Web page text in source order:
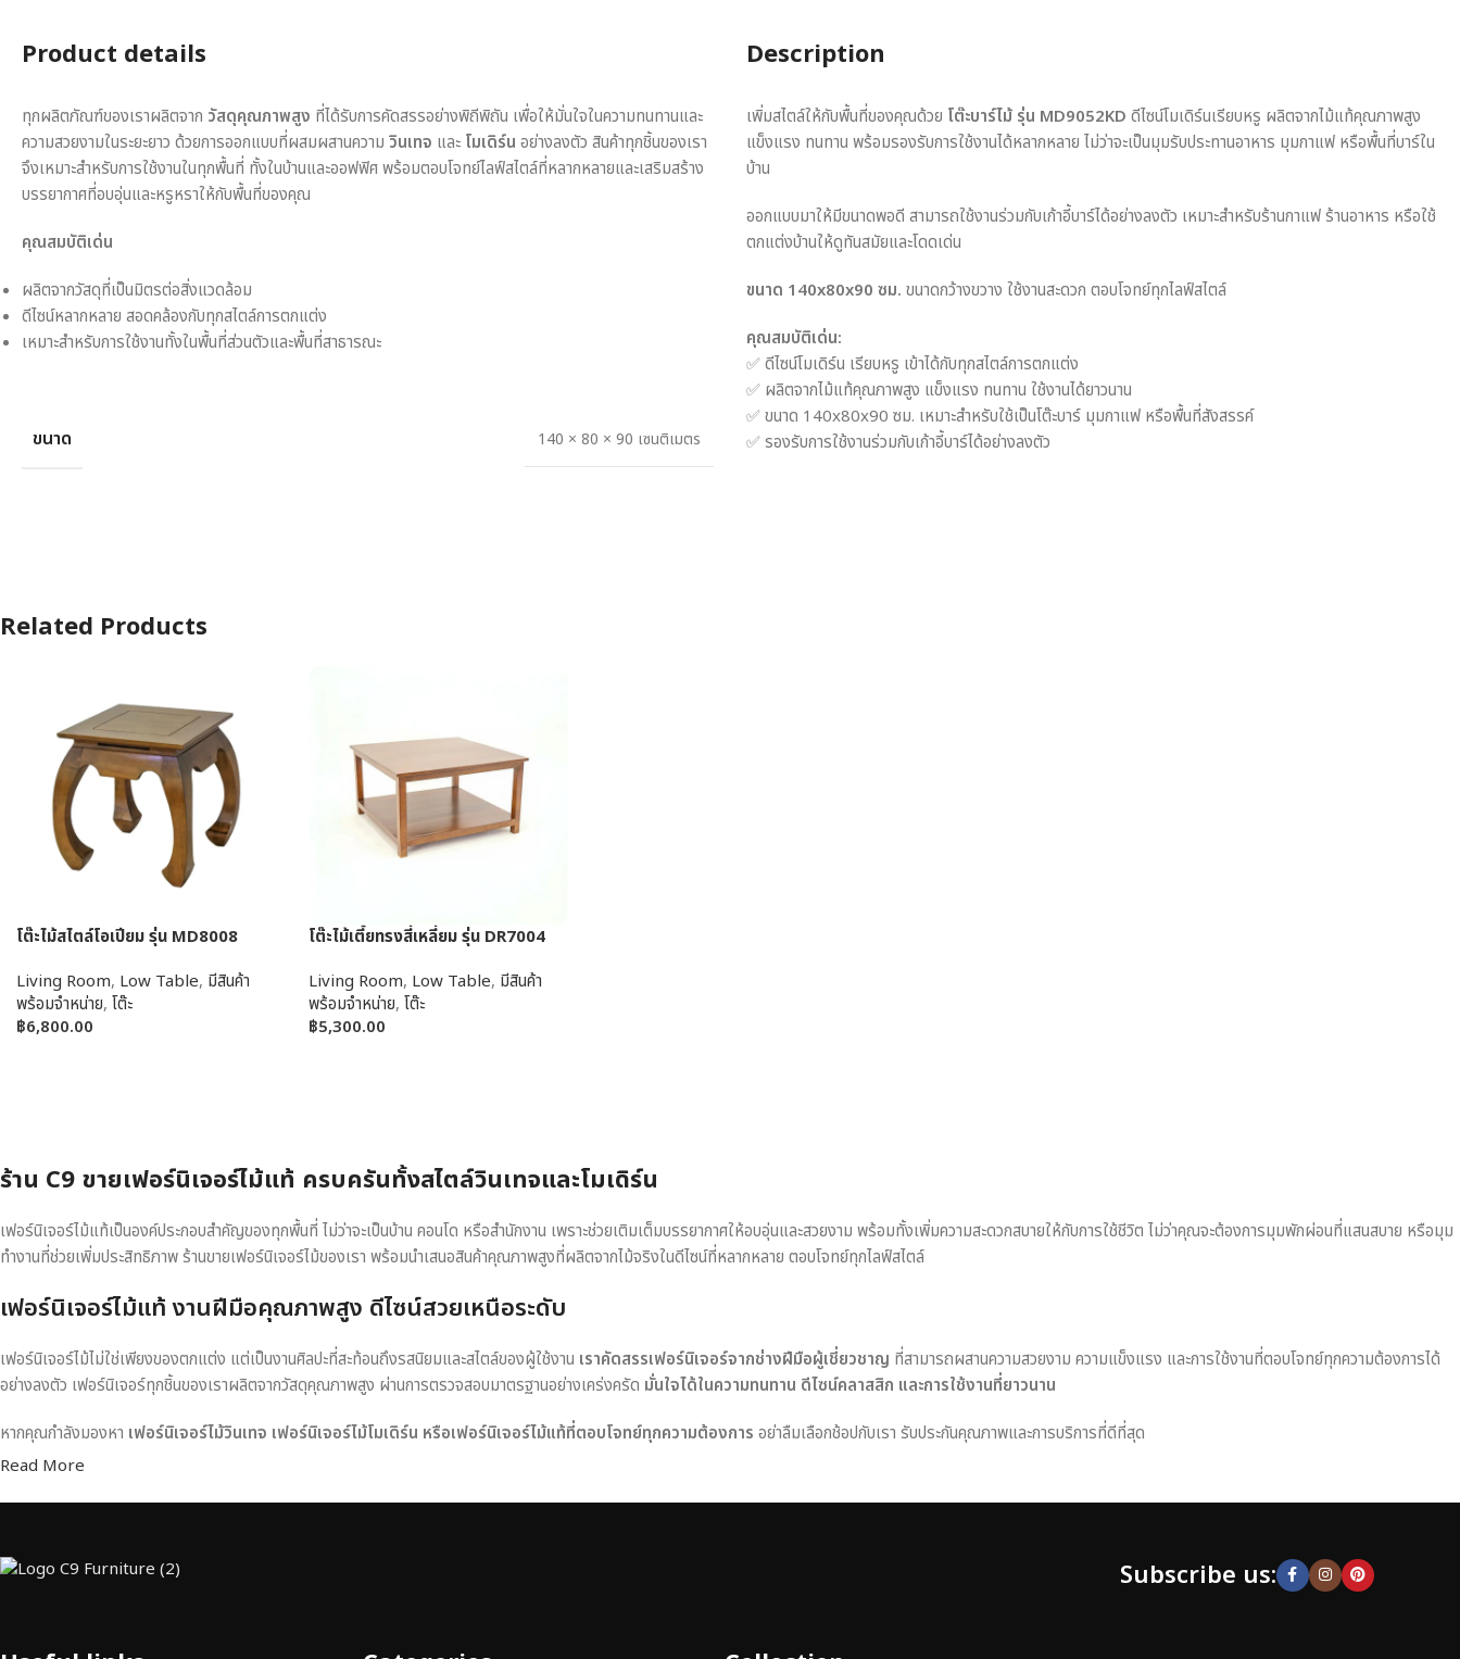
Product details
ทุกผลิตภัณฑ์ของเราผลิตจาก วัสดุคุณภาพสูง ที่ได้รับการคัดสรรอย่างพิถีพิถัน เพื่อให้มั่นใจในความทนทานและ
ความสวยงามในระยะยาว ด้วยการออกแบบที่ผสมผสานความ วินเทจ และ โมเดิร์น อย่างลงตัว สินค้าทุกชิ้นของเรา
จึงเหมาะสำหรับการใช้งานในทุกพื้นที่ ทั้งในบ้านและออฟฟิศ พร้อมตอบโจทย์ไลฟ์สไตล์ที่หลากหลายและเสริมสร้าง
บรรยากาศที่อบอุ่นและหรูหราให้กับพื้นที่ของคุณ
คุณสมบัติเด่น
ผลิตจากวัสดุที่เป็นมิตรต่อสิ่งแวดล้อม
ดีไซน์หลากหลาย สอดคล้องกับทุกสไตล์การตกแต่ง
เหมาะสำหรับการใช้งานทั้งในพื้นที่ส่วนตัวและพื้นที่สาธารณะ
ขนาด 140 × 80 × 90 เซนติเมตร
Description
เพิ่มสไตล์ให้กับพื้นที่ของคุณด้วย โต๊ะบาร์ไม้ รุ่น MD9052KD ดีไซน์โมเดิร์นเรียบหรู ผลิตจากไม้แท้คุณภาพสูง
แข็งแรง ทนทาน พร้อมรองรับการใช้งานได้หลากหลาย ไม่ว่าจะเป็นมุมรับประทานอาหาร มุมกาแฟ หรือพื้นที่บาร์ใน
บ้าน
ออกแบบมาให้มีขนาดพอดี สามารถใช้งานร่วมกับเก้าอี้บาร์ได้อย่างลงตัว เหมาะสำหรับร้านกาแฟ ร้านอาหาร หรือใช้
ตกแต่งบ้านให้ดูทันสมัยและโดดเด่น
ขนาด 140x80x90 ซม. ขนาดกว้างขวาง ใช้งานสะดวก ตอบโจทย์ทุกไลฟ์สไตล์
คุณสมบัติเด่น:
✅ ดีไซน์โมเดิร์น เรียบหรู เข้าได้กับทุกสไตล์การตกแต่ง
✅ ผลิตจากไม้แท้คุณภาพสูง แข็งแรง ทนทาน ใช้งานได้ยาวนาน
✅ ขนาด 140x80x90 ซม. เหมาะสำหรับใช้เป็นโต๊ะบาร์ มุมกาแฟ หรือพื้นที่สังสรรค์
✅ รองรับการใช้งานร่วมกับเก้าอี้บาร์ได้อย่างลงตัว
Related Products
โต๊ะไม้สไตล์โอเปียม รุ่น MD8008
Living Room, Low Table, มีสินค้า
พร้อมจำหน่าย, โต๊ะ
฿6,800.00
โต๊ะไม้เตี้ยทรงสี่เหลี่ยม รุ่น DR7004
Living Room, Low Table, มีสินค้า
พร้อมจำหน่าย, โต๊ะ
฿5,300.00
ร้าน C9 ขายเฟอร์นิเจอร์ไม้แท้ ครบครันทั้งสไตล์วินเทจและโมเดิร์น
เฟอร์นิเจอร์ไม้แท้เป็นองค์ประกอบสำคัญของทุกพื้นที่ ไม่ว่าจะเป็นบ้าน คอนโด หรือสำนักงาน เพราะช่วยเติมเต็มบรรยากาศให้อบอุ่นและสวยงาม พร้อมทั้งเพิ่มความสะดวกสบายให้กับการใช้ชีวิต ไม่ว่าคุณจะต้องการมุมพักผ่อนที่แสนสบาย หรือมุม
ทำงานที่ช่วยเพิ่มประสิทธิภาพ ร้านขายเฟอร์นิเจอร์ไม้ของเรา พร้อมนำเสนอสินค้าคุณภาพสูงที่ผลิตจากไม้จริงในดีไซน์ที่หลากหลาย ตอบโจทย์ทุกไลฟ์สไตล์
เฟอร์นิเจอร์ไม้แท้ งานฝีมือคุณภาพสูง ดีไซน์สวยเหนือระดับ
เฟอร์นิเจอร์ไม้ไม่ใช่เพียงของตกแต่ง แต่เป็นงานศิลปะที่สะท้อนถึงรสนิยมและสไตล์ของผู้ใช้งาน เราคัดสรรเฟอร์นิเจอร์จากช่างฝีมือผู้เชี่ยวชาญ ที่สามารถผสานความสวยงาม ความแข็งแรง และการใช้งานที่ตอบโจทย์ทุกความต้องการได้
อย่างลงตัว เฟอร์นิเจอร์ทุกชิ้นของเราผลิตจากวัสดุคุณภาพสูง ผ่านการตรวจสอบมาตรฐานอย่างเคร่งครัด มั่นใจได้ในความทนทาน ดีไซน์คลาสสิก และการใช้งานที่ยาวนาน
หากคุณกำลังมองหา เฟอร์นิเจอร์ไม้วินเทจ เฟอร์นิเจอร์ไม้โมเดิร์น หรือเฟอร์นิเจอร์ไม้แท้ที่ตอบโจทย์ทุกความต้องการ อย่าลืมเลือกช้อปกับเรา รับประกันคุณภาพและการบริการที่ดีที่สุด
Read More
Subscribe us: